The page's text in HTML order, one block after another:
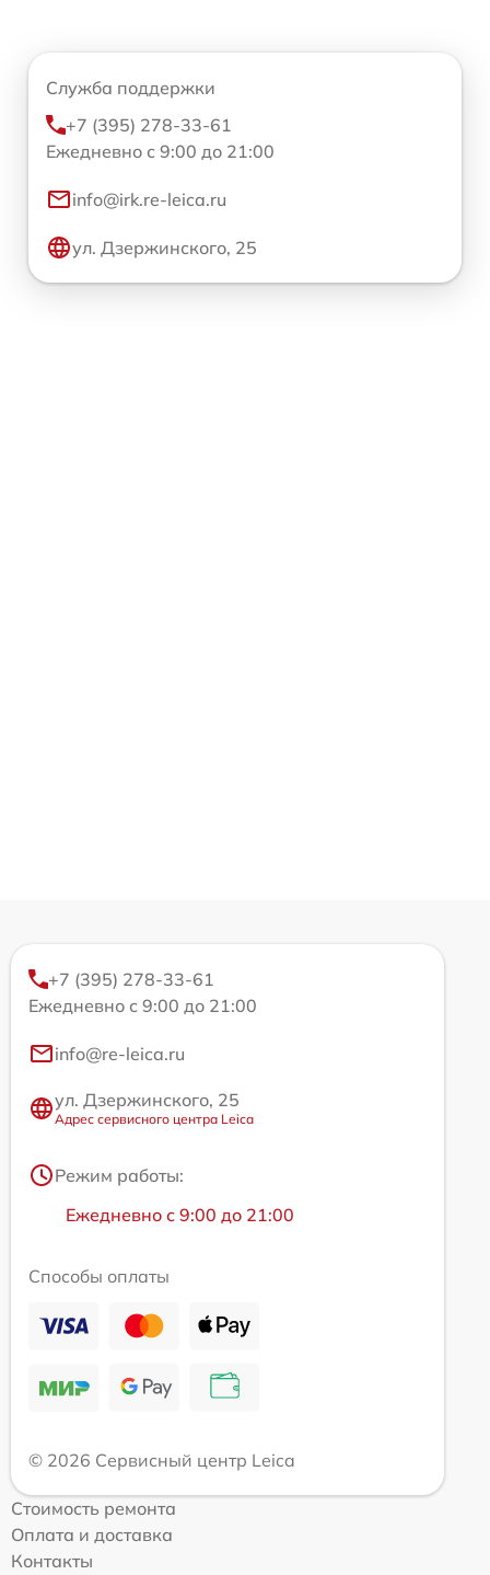
Служба поддержки
+7 (395) 278-33-61
Ежедневно с 9:00 до 21:00
info@irk.re-leica.ru
ул. Дзержинского, 25
+7 (395) 278-33-61
Ежедневно с 9:00 до 21:00
info@re-leica.ru
ул. Дзержинского, 25
Адрес сервисного центра Leica
Режим работы:
Ежедневно с 9:00 до 21:00
Способы оплаты
© 2026 Сервисный центр Leica
Стоимость ремонта
Оплата и доставка
Контакты